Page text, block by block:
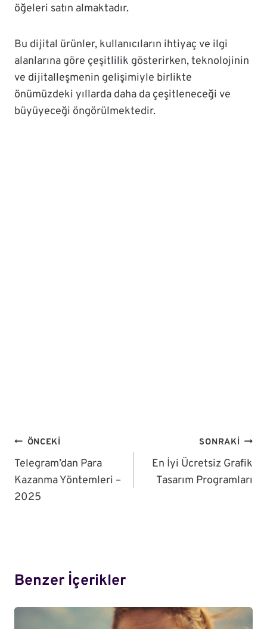
öğeleri satın almaktadır.
Bu dijital ürünler, kullanıcıların ihtiyaç ve ilgi
alanlarına göre çeşitlilik gösterirken, teknolojinin
ve dijitalleşmenin gelişimiyle birlikte
önümüzdeki yıllarda daha da çeşitleneceği ve
büyüyeceği öngörülmektedir.
Yazı
Gezinmesi
ÖNCEKI
Telegram’dan Para
Kazanma Yöntemleri –
2025
SONRAKI
En İyi Ücretsiz Grafik
Tasarım Programları
Benzer İçerikler